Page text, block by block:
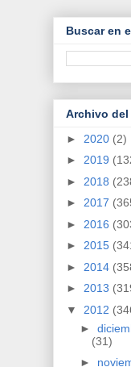
Buscar en
Archivo del
► 2020 (2)
► 2019
► 2018
► 2017
► 2016
► 2015
► 2014
► 2013
▼ 2012
►
(31)
►